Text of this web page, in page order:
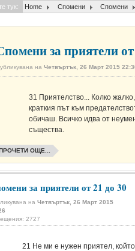
тук: Home Спомени Спомени
за приятели
на Четвъртък, 26 Март 2015
31 Приятелство... Колко
краткия път към
обичаш. Всичко идва от
същества.
ОЩЕ...
за приятели от 21 до 30
на Четвъртък, 26 Март 2015
2727
21 Не ми е нужен приятел,